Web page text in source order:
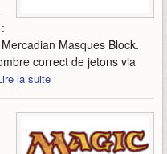
Masques Block.
correct de jetons via
la suite